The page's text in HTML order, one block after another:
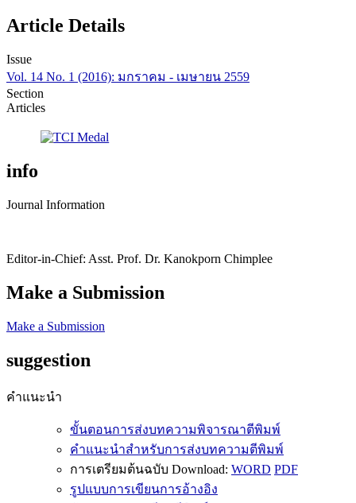
Article Details
Issue
Vol. 14 No. 1 (2016): มกราคม - เมษายน 2559
Section
Articles
info
Journal Information
Editor-in-Chief: Asst. Prof. Dr. Kanokporn Chimplee
Make a Submission
Make a Submission
suggestion
คำแนะนำ
ขั้นตอนการส่งบทความพิจารณาตีพิมพ์
คำแนะนำสำหรับการส่งบทความตีพิมพ์
การเตรียมต้นฉบับ Download: WORD PDF
รูปแบบการเขียนการอ้างอิง